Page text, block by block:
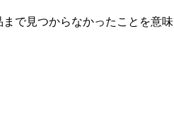
で見つからなかったことを意